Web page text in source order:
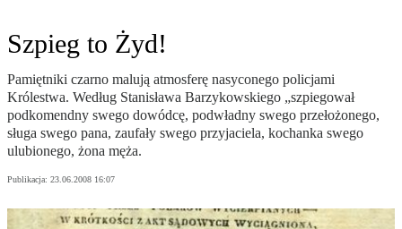
Szpieg to Żyd!
Pamiętniki czarno malują atmosferę nasyconego policjami
Królestwa. Według Stanisława Barzykowskiego „szpiegował
podkomendny swego dowódcę, podwładny swego przełożonego,
sługa swego pana, zaufały swego przyjaciela, kochanka swego
ulubionego, żona męża.
Publikacja: 23.06.2008 16:07